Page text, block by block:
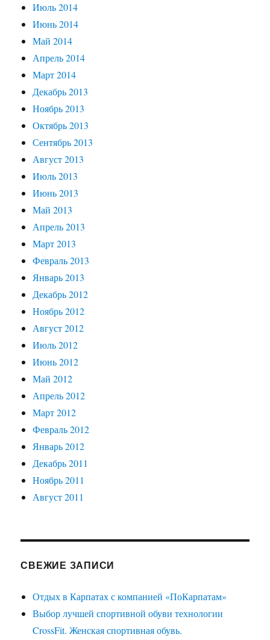
Июль 2014
Июнь 2014
Май 2014
Апрель 2014
Март 2014
Декабрь 2013
Ноябрь 2013
Октябрь 2013
Сентябрь 2013
Август 2013
Июль 2013
Июнь 2013
Май 2013
Апрель 2013
Март 2013
Февраль 2013
Январь 2013
Декабрь 2012
Ноябрь 2012
Август 2012
Июль 2012
Июнь 2012
Май 2012
Апрель 2012
Март 2012
Февраль 2012
Январь 2012
Декабрь 2011
Ноябрь 2011
Август 2011
СВЕЖИЕ ЗАПИСИ
Отдых в Карпатах с компанией «ПоКарпатам»
Выбор лучшей спортивной обуви технологии
CrossFit. Женская спортивная обувь.